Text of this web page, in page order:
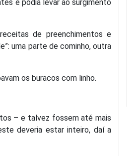
e podia levar ao surgimento
de preenchimentos e
uma parte de cominho, outra
os buracos com linho.
– e talvez fossem até mais
deveria estar inteiro, daí a